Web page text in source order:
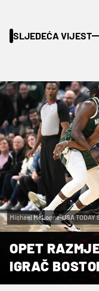
SLJEDEĆA VIJEST
Michael McLoone-USA TODAY
OPET
IGRAČ